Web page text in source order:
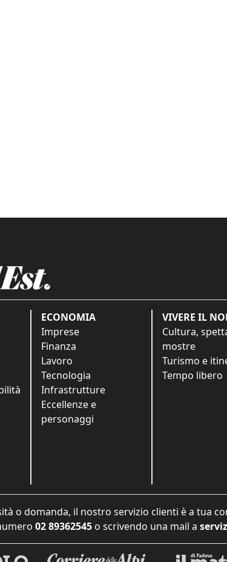
ECONOMIA
Imprese
Finanza
Lavoro
Tecnologia
Infrastrutture
Eccellenze e
personaggi
VIVERE IL
Cultura,
mostre
Turismo e
Tempo libero
o domanda, il nostro servizio clienti è a tua
02 89362545 o scrivendo una mail a